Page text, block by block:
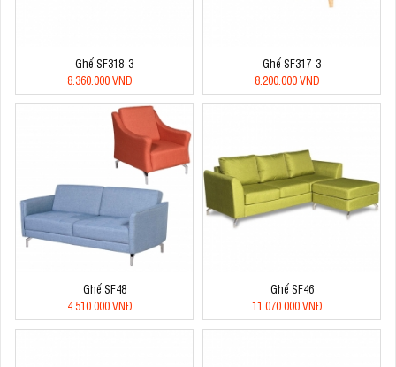
Ghế SF318-3
8.360.000 VNĐ
Ghế SF317-3
8.200.000 VNĐ
Ghế SF48
4.510.000 VNĐ
Ghế SF46
11.070.000 VNĐ